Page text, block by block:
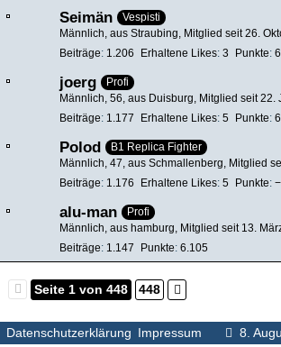
Seimän
Vespisti
Männlich aus Straubing
Mitglied seit 26.
Beiträge 1.206 Erhaltene Likes 3 Punkte
joerg
Profi
Männlich 56 aus Duisburg
Mitglied seit 22.
Beiträge 1.177 Erhaltene Likes 5 Punkte
Polod
B1 Replica Fighter
Männlich 47 aus Schmallenberg
Mitglied
Beiträge 1.176 Erhaltene Likes 5 Punkte
alu-man
Profi
Männlich aus hamburg
Mitglied seit 13.
Beiträge 1.147 Punkte 6.105
Seite 1 von 448 448
Datenschutzerklärung Impressum 8.